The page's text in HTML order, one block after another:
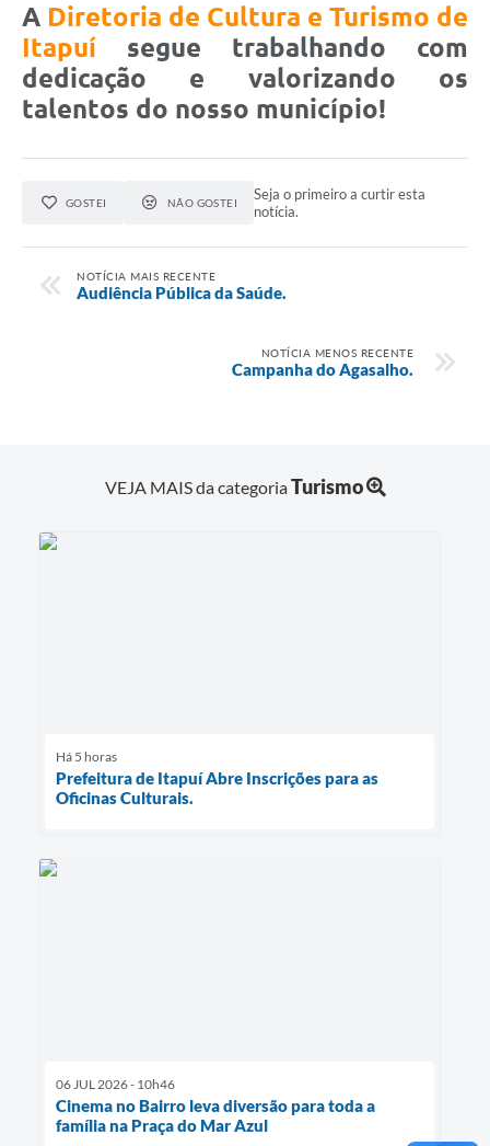
A Diretoria de Cultura e Turismo de
Itapuí segue trabalhando com
dedicação e valorizando os
talentos do nosso município!
GOSTEI NÃO GOSTEI
Seja o primeiro a curtir esta
notícia.
NOTÍCIA MAIS RECENTE
Audiência Pública da Saúde.
NOTÍCIA MENOS RECENTE
Campanha do Agasalho.
VEJA MAIS da categoriaTurismo
Há 5 horas
Prefeitura de Itapuí Abre Inscrições para as
Oficinas Culturais.
06 JUL 2026 - 10h46
Cinema no Bairro leva diversão para toda a
família na Praça do Mar Azul